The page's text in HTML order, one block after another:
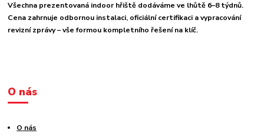
Všechna prezentovaná indoor hřiště dodáváme ve lhůtě 6–8 týdnů.
Cena zahrnuje odbornou instalaci, oficiální certifikaci a vypracování
revizní zprávy – vše formou kompletního řešení na klíč.
O nás
O nás